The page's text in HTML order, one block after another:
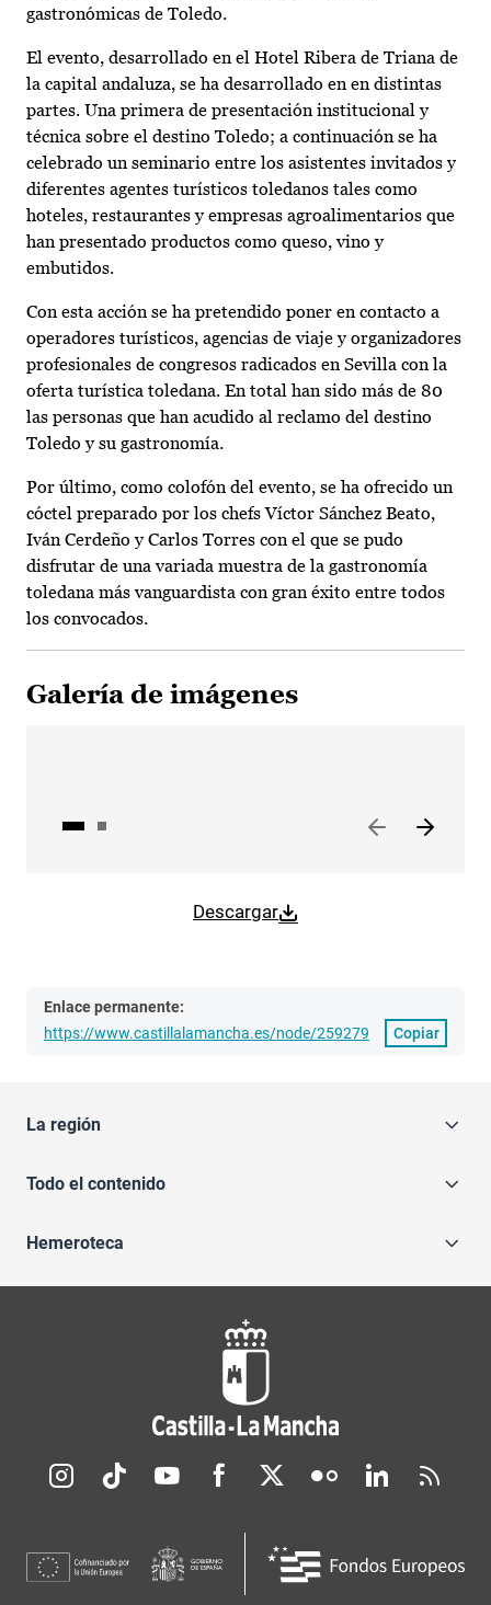
gastronómicas de Toledo.
El evento, desarrollado en el Hotel Ribera de Triana de
la capital andaluza, se ha desarrollado en en distintas
partes. Una primera de presentación institucional y
técnica sobre el destino Toledo; a continuación se ha
celebrado un seminario entre los asistentes invitados y
diferentes agentes turísticos toledanos tales como
hoteles, restaurantes y empresas agroalimentarios que
han presentado productos como queso, vino y
embutidos.
Con esta acción se ha pretendido poner en contacto a
operadores turísticos, agencias de viaje y organizadores
profesionales de congresos radicados en Sevilla con la
oferta turística toledana. En total han sido más de 80
las personas que han acudido al reclamo del destino
Toledo y su gastronomía.
Por último, como colofón del evento, se ha ofrecido un
cóctel preparado por los chefs Víctor Sánchez Beato,
Iván Cerdeño y Carlos Torres con el que se pudo
disfrutar de una variada muestra de la gastronomía
toledana más vanguardista con gran éxito entre todos
los convocados.
Galería de imágenes
Descargar
Enlace permanente:
https://www.castillalamancha.es/node/259279
Copiar
La región
Todo el contenido
Hemeroteca
Redes sociales JCCM